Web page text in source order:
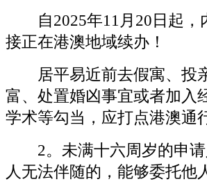
自2025年11月20日起，
接正在港澳地域续办！
居平易近前去假寓、投
富、处置婚凶事宜或者加入
学术等勾当，应打点港澳通
2。未满十六周岁的申请
人无法伴随的，能够委托他